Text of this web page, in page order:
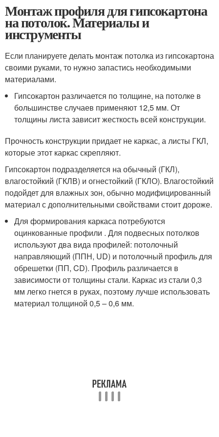
Монтаж профиля для гипсокартона
на потолок. Материалы и
инструменты
Если планируете делать монтаж потолка из гипсокартона
своими руками, то нужно запастись необходимыми
материалами.
Гипсокартон различается по толщине, на потолке в
большинстве случаев применяют 12,5 мм. От
толщины листа зависит жесткость всей конструкции.
Прочность конструкции придает не каркас, а листы ГКЛ,
которые этот каркас скрепляют.
Гипсокартон подразделяется на обычный (ГКЛ),
влагостойкий (ГКЛВ) и огнестойкий (ГКЛО). Влагостойкий
подойдет для влажных зон, обычно модифицированный
материал с дополнительными свойствами стоит дороже.
Для формирования каркаса потребуются
оцинкованные профили . Для подвесных потолков
используют два вида профилей: потолочный
направляющий (ППН, UD) и потолочный профиль для
обрешетки (ПП, CD). Профиль различается в
зависимости от толщины стали. Каркас из стали 0,3
мм легко гнется в руках, поэтому лучше использовать
материал толщиной 0,5 – 0,6 мм.